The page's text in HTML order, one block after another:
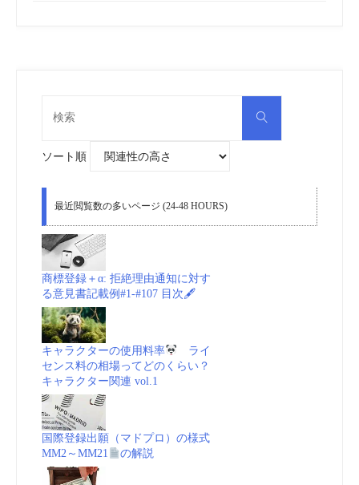
検
ソート順
最近閲覧数の多いページ (24-48 HOURS)
商標登録＋α: 拒絶理由通知に対す
る意見書記載例#1-#107 目次🖋
キャラクターの使用料率
ライ
センス料の相場ってどのくらい？
キャラクター関連 vol.1
国際登録出願（マドプロ）の様式
MM2～MM21
の解説